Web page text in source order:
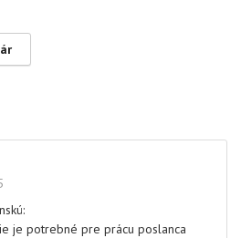
je potrebné pre prácu poslanca